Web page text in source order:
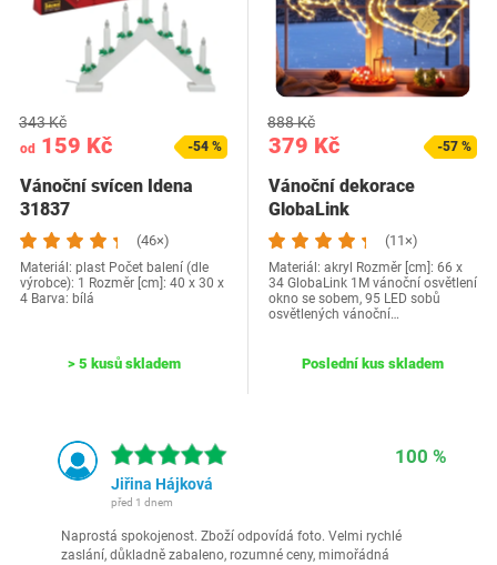
od 159 Kč
343 Kč
-54 %
Vánoční svícen Idena
31837
(46×)
Materiál: plast Počet balení (dle
výrobce): 1 Rozměr [cm]: 40 x 30 x
4 Barva: bílá
> 5 kusů skladem
379 Kč
888 Kč
-57 %
Vánoční dekorace
GlobaLink
EUCNGL1elk1sled
(11×)
Materiál: akryl Rozměr [cm]: 66 x
34 GlobaLink 1M vánoční osvětlení
okno se sobem, 95 LED sobů
osvětlených vánoční…
Poslední kus skladem
100 %
Jiřina Hájková
před 1 dnem
Naprostá spokojenost. Zboží odpovídá foto. Velmi rychlé
zaslání, důkladně zabaleno, rozumné ceny, mimořádná